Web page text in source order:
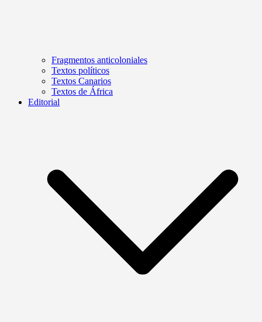
Fragmentos anticoloniales
Textos políticos
Textos Canarios
Textos de África
Editorial